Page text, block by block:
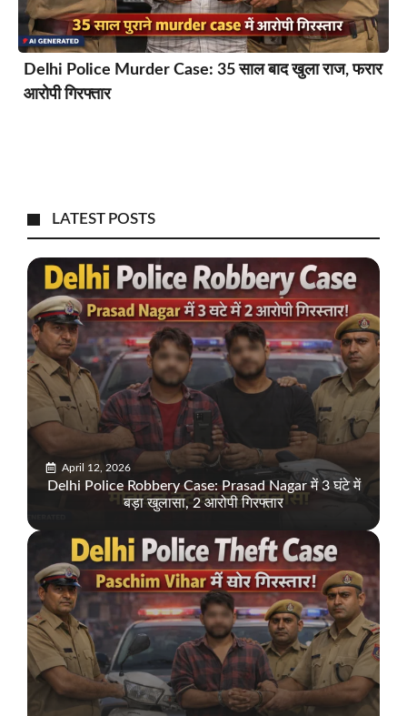
Delhi Police Murder Case: 35 साल बाद खुला राज, फरार
आरोपी गिरफ्तार
LATEST POSTS
April 12, 2026
Delhi Police Robbery Case: Prasad Nagar में 3 घंटे में
बड़ा खुलासा, 2 आरोपी गिरफ्तार